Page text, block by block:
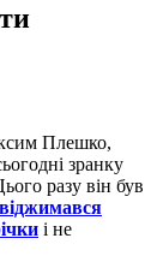
Плешко,
зранку
разу він був
віджимався
і не